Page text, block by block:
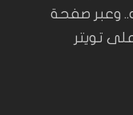
almasalahsources@gmail.com.. وعبر صفحة
تويتر